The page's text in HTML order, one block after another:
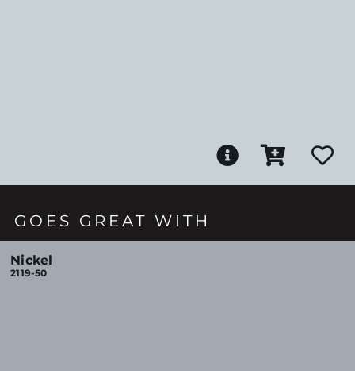
GOES GREAT WITH
Nickel
2119-50